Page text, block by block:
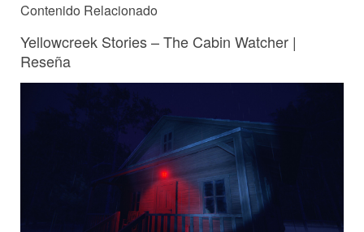
Contenido Relacionado
Yellowcreek Stories – The Cabin Watcher |
Reseña